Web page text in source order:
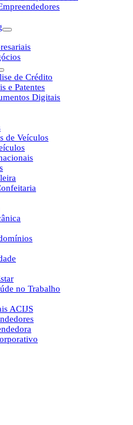
de Crédito
e Patentes
Digitais
de Veículos
no Trabalho
ACIJS